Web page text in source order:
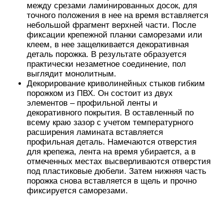
между срезами ламинированных досок, для
точного положения в нее на время вставляется
небольшой фрагмент верхней части. После
фиксации крепежной планки саморезами или
клеем, в нее защелкивается декоративная
деталь порожка. В результате образуется
практически незаметное соединение, пол
выглядит монолитным.
Декорирование криволинейных стыков гибким
порожком из ПВХ. Он состоит из двух
элементов – профильной ленты и
декоративного покрытия. В оставленный по
всему краю зазор с учетом температурного
расширения ламината вставляется
профильная деталь. Намечаются отверстия
для крепежа, лента на время убирается, а в
отмеченных местах высверливаются отверстия
под пластиковые дюбели. Затем нижняя часть
порожка снова вставляется в щель и прочно
фиксируется саморезами.